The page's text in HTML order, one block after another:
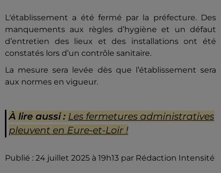
L'établissement a été fermé par la préfecture. Des
manquements aux règles d’hygiène et un défaut
d’entretien des lieux et des installations ont été
constatés lors d’un contrôle sanitaire.
La mesure sera levée dès que l’établissement sera
aux normes en vigueur.
À lire aussi : Les fermetures administratives
pleuvent en Eure-et-Loir !
Publié : 24 juillet 2025 à 19h13 par Rédaction Intensité